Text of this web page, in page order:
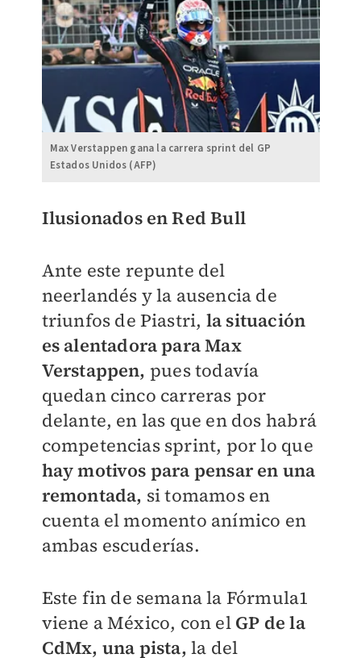
Max Verstappen gana la carrera sprint del GP
Estados Unidos (AFP)
Ilusionados en Red Bull
Ante este repunte del
neerlandés y la ausencia de
triunfos de Piastri, la situación
es alentadora para Max
Verstappen, pues todavía
quedan cinco carreras por
delante, en las que en dos habrá
competencias sprint, por lo que
hay motivos para pensar en una
remontada, si tomamos en
cuenta el momento anímico en
ambas escuderías.
Este fin de semana la Fórmula1
viene a México, con el GP de la
CdMx, una pista, la del